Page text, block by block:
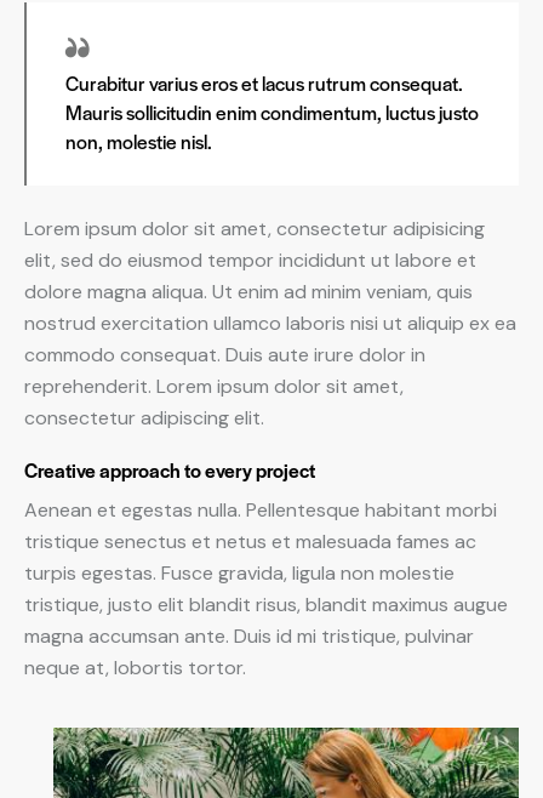
Curabitur varius eros et lacus rutrum consequat.
Mauris sollicitudin enim condimentum, luctus justo
non, molestie nisl.
Lorem ipsum dolor sit amet, consectetur adipisicing
elit, sed do eiusmod tempor incididunt ut labore et
dolore magna aliqua. Ut enim ad minim veniam, quis
nostrud exercitation ullamco laboris nisi ut aliquip ex ea
commodo consequat. Duis aute irure dolor in
reprehenderit. Lorem ipsum dolor sit amet,
consectetur adipiscing elit.
Creative approach to every project
Aenean et egestas nulla. Pellentesque habitant morbi
tristique senectus et netus et malesuada fames ac
turpis egestas. Fusce gravida, ligula non molestie
tristique, justo elit blandit risus, blandit maximus augue
magna accumsan ante. Duis id mi tristique, pulvinar
neque at, lobortis tortor.